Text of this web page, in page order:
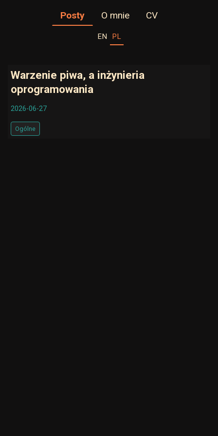
Posty O mnie CV
EN PL
Warzenie piwa, a inżynieria
oprogramowania
2026-06-27
Ogólne